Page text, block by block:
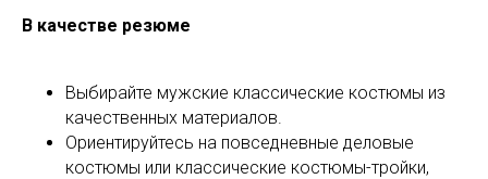
В качестве резюме
Выбирайте мужские классические костюмы из
качественных материалов.
Ориентируйтесь на повседневные деловые
костюмы или классические костюмы-тройки,